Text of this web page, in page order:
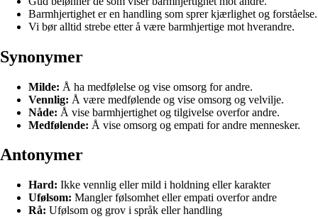
Barmhjertighet er en handling som sprer kjærlighet og forståelse.
Vi bør alltid strebe etter å være barmhjertige mot hverandre.
Synonymer
Milde: Å ha medfølelse og vise omsorg for andre.
Vennlig: Å være medfølende og vise omsorg og velvilje.
Nåde: Å vise barmhjertighet og tilgivelse overfor andre.
Medfølende: Å vise omsorg og empati for andre mennesker.
Antonymer
Hard: Ikke vennlig eller mild i holdning eller karakter
Ufølsom: Mangler følsomhet eller empati overfor andre
Rå: Ufølsom og grov i språk eller handling